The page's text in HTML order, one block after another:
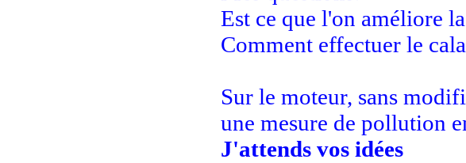
Est ce que l'on améliore
Comment effectuer le
Sur le moteur, sans
une mesure de pollution
J'attends vos idées